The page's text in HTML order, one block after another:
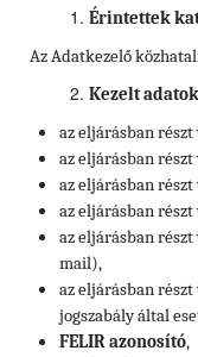
Érintettek
Az Adatkezelő
Kezelt
az eljárásban részt
az eljárásban részt
az eljárásban
az eljárásban részt
az eljárásban
mail),
az eljárásban
jogszabály által
FELIR azonosító,